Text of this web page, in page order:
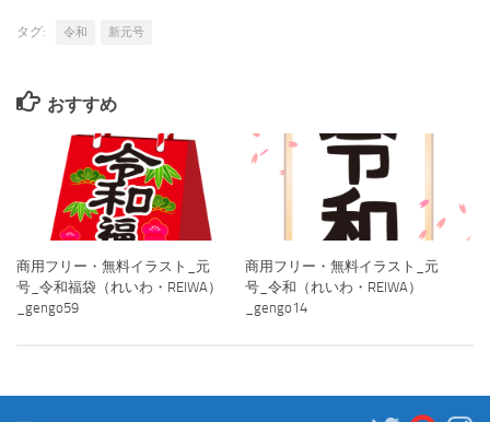
タグ: 令和 新元号
おすすめ
商用フリー・無料イラスト_元
号_令和福袋（れいわ・REIWA）
_gengo59
商用フリー・無料イラスト_元
号_令和（れいわ・REIWA）
_gengo14